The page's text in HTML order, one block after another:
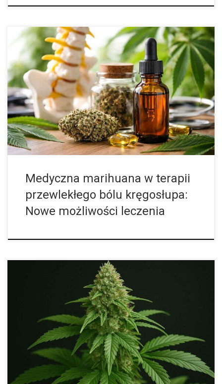
Przewlekły ból kręgosłupa to dolegliwość, która dotyka miliony
ludzi na całym świecie. W ostatnich latach medyczna marihuana
zyskała na popularności jako alternatywna forma leczenia tej
przewlekłej przypadłości. Substancje aktywne zawarte […]
Medyczna marihuana w terapii
przewlekłego bólu kręgosłupa:
Nowe możliwości leczenia
Od mroźnych gór Hindukusz po Twój ogród Afghan Kush
Feminizowane to odmiana, która pachnie historią. Nie powstała
w nowoczesnych laboratoriach genetycznych ani w wyniku
eksperymentów współczesnych breederów. Jej korzenie sięgają